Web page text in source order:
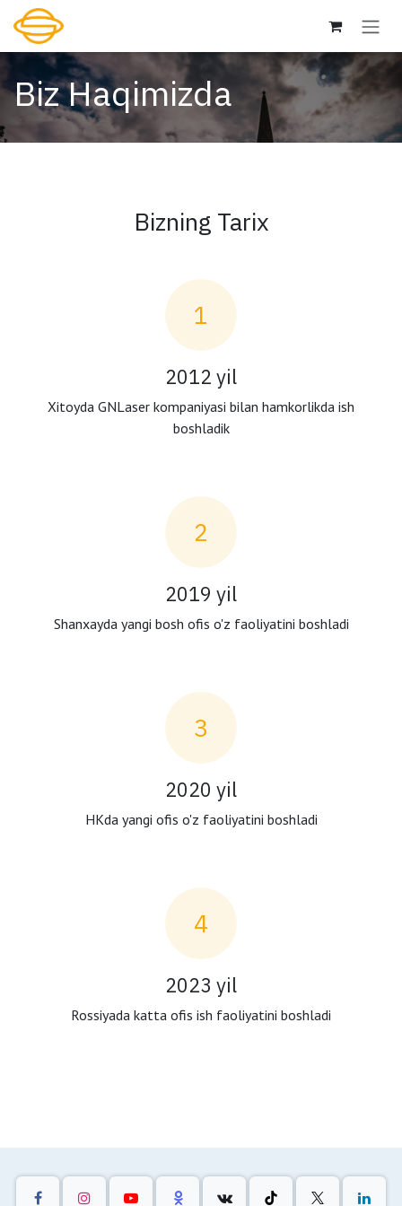
Skip to Content
Biz Haqimizda
Bizning Tarix
1
2012 yil
Xitoyda GNLaser kompaniyasi bilan hamkorlikda ish
boshladik
2
2019 yil
Shanxayda yangi bosh ofis o'z faoliyatini boshladi
3
2020 yil
HKda yangi ofis o'z faoliyatini boshladi
4
2023 yil
Rossiyada katta ofis ish faoliyatini boshladi